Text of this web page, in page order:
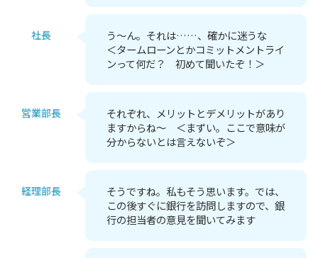
社長
う～ん。それは……、確かに迷うな
＜タームローンとかコミットメントライ
ンって何だ？ 初めて聞いたぞ！＞
営業部長
それぞれ、メリットとデメリットがあり
ますからね～ ＜まずい。ここで意味が
分からないとは言えないぞ＞
経理部長
そうですね。私もそう思います。では、
この後すぐに銀行を訪問しますので、銀
行の担当者の意見を聞いてみます